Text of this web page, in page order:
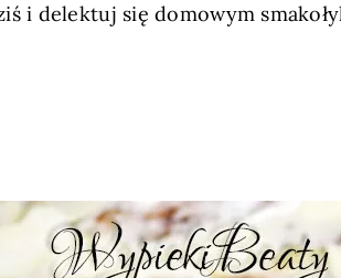
i delektuj się domowym